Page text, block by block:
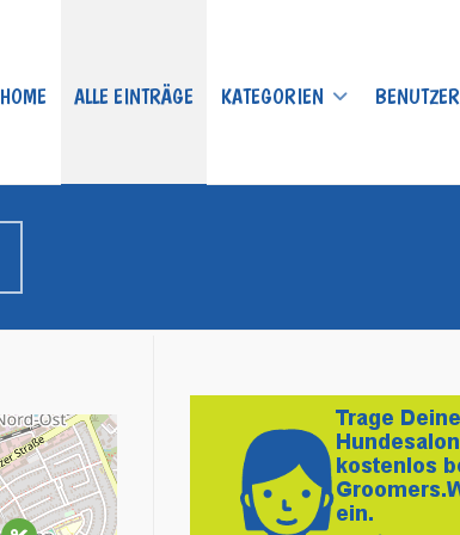
HOME ALLE EINTRÄGE KATEGORIEN BENUTZER